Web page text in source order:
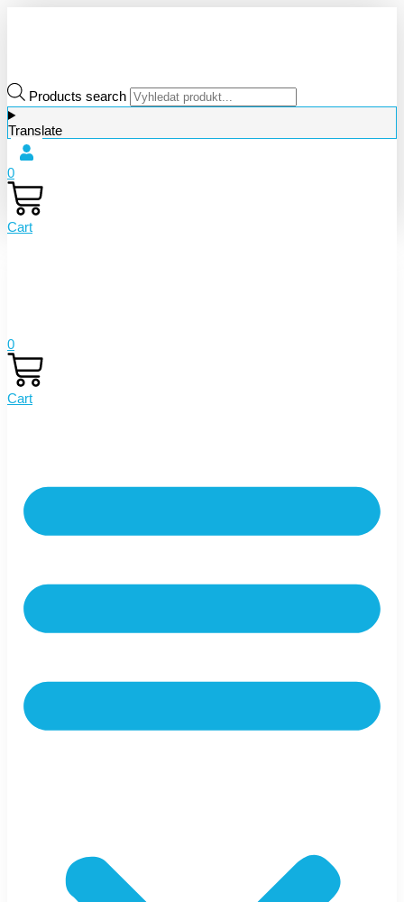
Products search
Translate
0
Cart
0
Cart